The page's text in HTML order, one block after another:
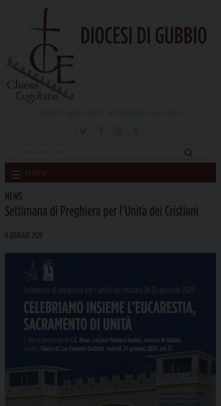
DIOCESI DI GUBBIO
Skip
to
content
Home
NEWS
Settimana di Preghiera per l’Unità dei Cristiani
6 GENNAIO 2020